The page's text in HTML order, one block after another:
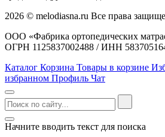
2026 © melodiasna.ru Все права
ООО «Фабрика ортопедических
ОГРН 1125837002488 / ИНН
Каталог Корзина Товары в корзине
избранном Профиль Чат
Начните вводить текст для поиска